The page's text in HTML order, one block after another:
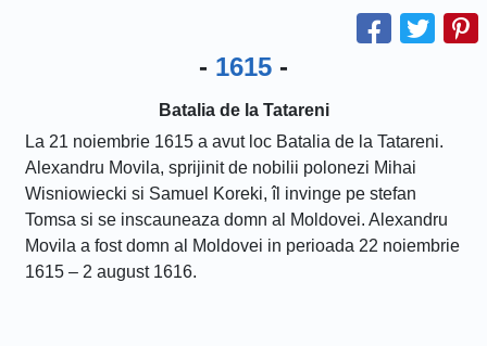
- 1615 -
Batalia de la Tatareni
La 21 noiembrie 1615 a avut loc Batalia de la Tatareni.
Alexandru Movila, sprijinit de nobilii polonezi Mihai
Wisniowiecki si Samuel Koreki, îl invinge pe stefan
Tomsa si se inscauneaza domn al Moldovei. Alexandru
Movila a fost domn al Moldovei in perioada 22 noiembrie
1615 – 2 august 1616.